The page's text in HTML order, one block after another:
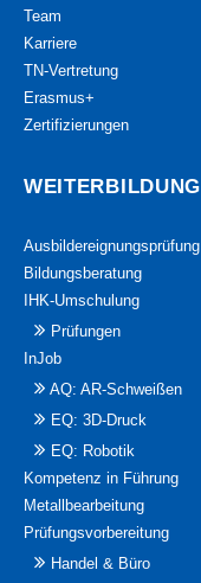
Team
Karriere
TN-Vertretung
Erasmus+
Zertifizierungen
WEITERBILDUNG
Ausbildereignungsprüfung
Bildungsberatung
IHK-Umschulung
Prüfungen
InJob
AQ: AR-Schweißen
EQ: 3D-Druck
EQ: Robotik
Kompetenz in Führung
Metallbearbeitung
Prüfungsvorbereitung
Handel & Büro